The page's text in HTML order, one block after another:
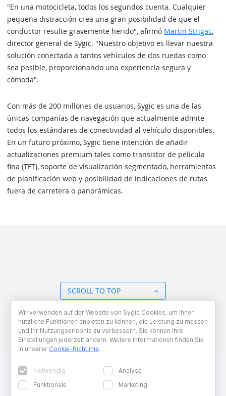
"En una motocicleta, todos los segundos cuenta. Cualquier
pequeña distracción crea una gran posibilidad de que el
conductor resulte gravemente herido", afirmó Martin Strigac,
director general de Sygic. "Nuestro objetivo es llevar nuestra
solución conectada a tantos vehículos de dos ruedas como
sea posible, proporcionando una experiencia segura y
cómoda".
Con más de 200 millones de usuarios, Sygic es una de las
únicas compañías de navegación que actualmente admite
todos los estándares de conectividad al vehículo disponibles.
En un futuro próximo, Sygic tiene intención de añadir
actualizaciones premium tales como transistor de película
fina (TFT), soporte de visualización segmentado, herramientas
de planificación web y posibilidad de indicaciones de rutas
fuera de carretera o panorámicas.
SCROLL TO TOP
BACK TO OVERVIEW
Wir verwenden auf der Website von Sygic Cookies, um Ihnen
nützliche Funktionen anbieten zu können, die Leistung zu messen
und Ihr Nutzungserlebnis zu verbessern. Sie können Ihre
Einstellungen jederzeit ändern. Weitere Informationen finden Sie
in unserer Cookie-Richtlinie.
Notwendig
Analyse
Funktionale
Marketing